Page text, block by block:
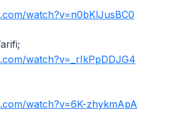
watch?v=n0bKlJusBC0
watch?v=_rIkPpDDJG4
watch?v=6K-zhykmApA